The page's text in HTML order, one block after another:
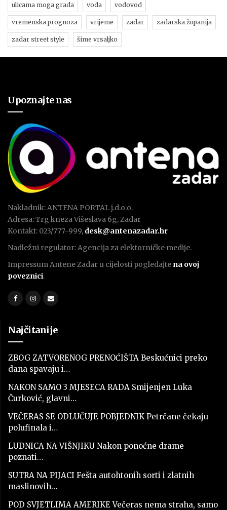
ulicama moga grada voda vodovod
vremenska prognoza vrijeme zadar zadarska županija
zadar street style šime vrsaljko
Upoznajte nas
Nakladnik: ANTENA PORTAL j.d.o.o.
Adresa: Trg kneza Višeslava 6g, Zadar
Kontakt: 023/777-999, desk@antenazadar.hr
Nadležni regulator: Agencija za elektorničke medije.
Impressum Antene Zadar u cijelosti pogledajte na ovoj
poveznici.
Najčitanije
ZBOG ZATVORENOG PRENOĆIŠTA Beskućnici preko
dana spavaju i…
NAKON SAMO 3 MJESECA RADA Smijenjen Luka
Čurković, glavni…
VEČERAS SE ODLUČUJE POBJEDNIK Petrčane čekaju
polufinala i…
LUDNICA NA VIŠNJIKU Nakon ponoćne drame
poznati…
SUTRA NA PIJACI Fešta autohtonih sorti i zlatnih
maslinovih…
POD SVJETLIMA AMERIKE Večeras nema straha, samo